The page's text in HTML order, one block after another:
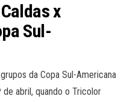
x
Sul-
da Copa Sul-Americana
abril, quando o Tricolor